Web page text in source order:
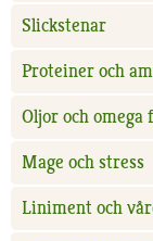
Slickstenar
Proteiner och
Oljor och
Mage och stress
Liniment och